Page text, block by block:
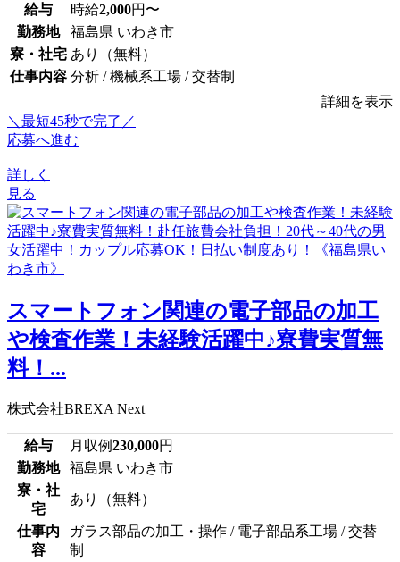
給与 時給2,000円〜
勤務地
福島県 いわき市
寮・社宅 あり（無料）
仕事内容 分析 / 機械系工場 / 交替制
詳細を表示
＼最短45秒で完了／
応募へ進む
詳しく
見る
スマートフォン関連の電子部品の加工
や検査作業！未経験活躍中♪寮費実質無
料！...
株式会社BREXA Next
給与 月収例230,000円
勤務地
福島県 いわき市
寮・社
宅
あり（無料）
仕事内
容
ガラス部品の加工・操作 / 電子部品系工場 / 交替
制